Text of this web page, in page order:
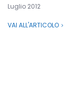
Luglio 2012
VAI ALL'ARTICOLO